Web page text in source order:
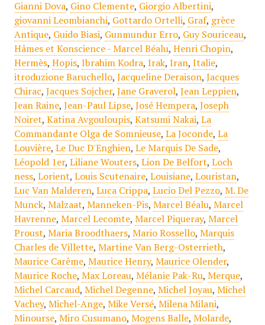
Gianni Dova, Gino Clemente, Giorgio Albertini,
giovanni Leombianchi, Gottardo Ortelli, Graf, grèce
Antique, Guido Biasi, Gunmundur Erro, Guy Souriceau,
Hâmes et Konscience - Marcel Béalu, Henri Chopin,
Hermès, Hopis, Ibrahim Kodra, Irak, Iran, Italie,
itroduzione Baruchello, Jacqueline Deraison, Jacques
Chirac, Jacques Sojcher, Jane Graverol, Jean Leppien,
Jean Raine, Jean-Paul Lipse, José Hempera, Joseph
Noiret, Katina Avgouloupis, Katsumi Nakai, La
Commandante Olga de Somnieuse, La Joconde, La
Louvière, Le Duc D'Enghien, Le Marquis De Sade,
Léopold 1er, Liliane Wouters, Lion De Belfort, Loch
ness, Lorient, Louis Scutenaire, Louisiane, Louristan,
Luc Van Malderen, Luca Crippa, Lucio Del Pezzo, M. De
Munck, Malzaat, Manneken-Pis, Marcel Béalu, Marcel
Havrenne, Marcel Lecomte, Marcel Piqueray, Marcel
Proust, Maria Broodthaers, Mario Rossello, Marquis
Charles de Villette, Martine Van Berg-Osterrieth,
Maurice Carême, Maurice Henry, Maurice Olender,
Maurice Roche, Max Loreau, Mélanie Pak-Ru, Merque,
Michel Carcaud, Michel Degenne, Michel Joyau, Michel
Vachey, Michel-Ange, Mike Versé, Milena Milani,
Minourse, Miro Cusumano, Mogens Balle, Molarde,